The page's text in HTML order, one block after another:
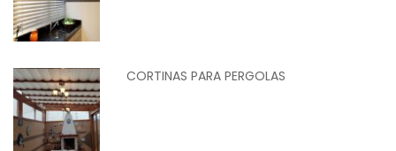
CORTINAS PARA PERGOLAS